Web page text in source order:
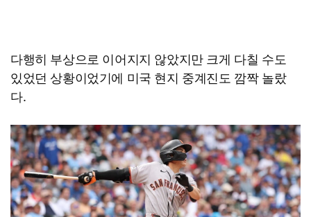
다행히 부상으로 이어지지 않았지만 크게 다칠 수도
있었던 상황이었기에 미국 현지 중계진도 깜짝 놀랐
다.